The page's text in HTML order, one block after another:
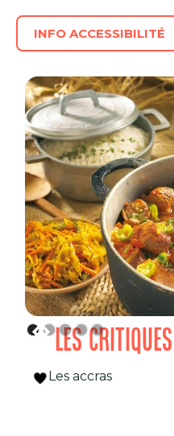
INFO ACCESSIBILITÉ
LES
Les accras